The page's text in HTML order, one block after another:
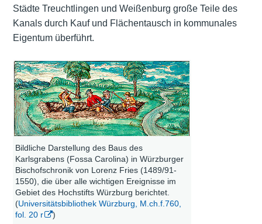
Städte Treuchtlingen und Weißenburg große Teile des
Kanals durch Kauf und Flächentausch in kommunales
Eigentum überführt.
Bildliche Darstellung des Baus des
Karlsgrabens (Fossa Carolina) in Würzburger
Bischofschronik von Lorenz Fries (1489/91-
1550), die über alle wichtigen Ereignisse im
Gebiet des Hochstifts Würzburg berichtet.
(Universitätsbibliothek Würzburg, M.ch.f.760,
fol. 20 r
)